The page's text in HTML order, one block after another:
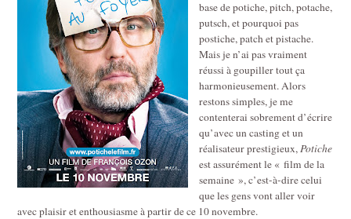
base de potiche, pitch, potache,
putsch, et pourquoi pas
postiche, patch et pistache.
Mais je n’ai pas vraiment
réussi à goupiller tout ça
harmonieusement. Alors
restons simples, je me
contenterai sobrement d’écrire
qu’avec un casting et un
réalisateur prestigieux,Potiche
est assurément le « film de la
semaine », c’est-à-dire celui
que les gens vont aller voir
avec plaisir et enthousiasme à partir de ce 10 novembre.